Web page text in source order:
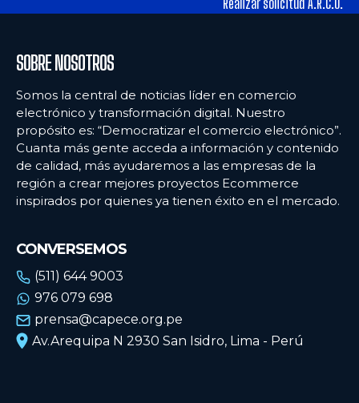
SOBRE NOSOTROS
Somos la central de noticias líder en comercio
electrónico y transformación digital. Nuestro
propósito es: “Democratizar el comercio electrónico”.
Cuanta más gente acceda a información y contenido
de calidad, más ayudaremos a las empresas de la
región a crear mejores proyectos Ecommerce
inspirados por quienes ya tienen éxito en el mercado.
CONVERSEMOS
(511) 644 9003
976 079 698
prensa@capece.org.pe
Av.Arequipa N 2930 San Isidro, Lima - Perú